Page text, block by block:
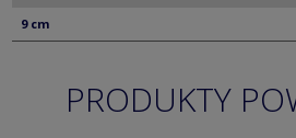
9 cm
PRODUKTY